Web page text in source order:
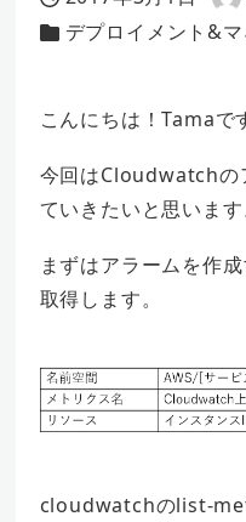
投稿日
著
者
カテゴリー
デプロイメント&
こんにちは！Tamaで
今回はCloudwatchの
ていきたいと思います
まずはアラームを作
取得します。
cloudwatchのlist-